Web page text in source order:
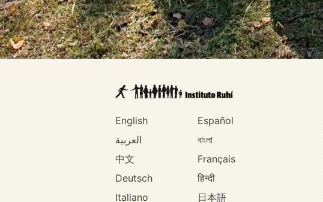
English
Español
العربية
বাংলা
中文
Français
Deutsch
हिन्दी
Italiano
日本語